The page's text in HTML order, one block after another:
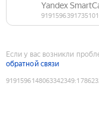
Если у вас возникли
обратной связи
9191596148063342349: